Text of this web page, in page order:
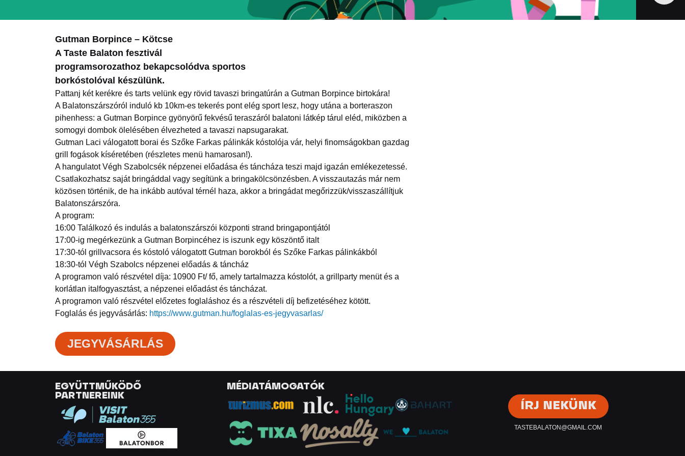
Gutman Borpince – Kötcse
A Taste Balaton fesztivál
programsorozathoz bekapcsolódva sportos
borkóstolóval készülünk.
Pattanj két kerékre és tarts velünk egy rövid tavaszi bringatúrán a Gutman Borpince birtokára!
A Balatonszárszóról induló kb 10km-es tekerés pont elég sport lesz, hogy utána a borteraszon
pihenhess: a Gutman Borpince gyönyörű fekvésű teraszáról balatoni látkép tárul eléd, miközben a
somogyi dombok ölelésében élvezheted a tavaszi napsugarakat.
Gutman Laci válogatott borai és Szőke Farkas pálinkák kóstolója vár, helyi finomságokban gazdag
grill fogások kíséretében (részletes menü hamarosan!).
A hangulatot Végh Szabolcsék népzenei előadása és táncháza teszi majd igazán emlékezetessé.
Csatlakozhatsz saját bringáddal vagy segítünk a bringakölcsönzésben. A visszautazás már nem
közösen történik, de ha inkább autóval térnél haza, akkor a bringádat megőrizzük/visszaszállítjuk
Balatonszárszóra.
A program:
16:00 Találkozó és indulás a balatonszárszói központi strand bringapontjától
17:00-ig megérkezünk a Gutman Borpincéhez is iszunk egy köszöntő italt
17:30-tól grillvacsora és kóstoló válogatott Gutman borokból és Szőke Farkas pálinkákból
18:30-tól Végh Szabolcs népzenei előadás & táncház
A programon való részvétel díja: 10900 Ft/ fő, amely tartalmazza kóstolót, a grillparty menüt és a
korlátlan italfogyasztást, a népzenei előadást és táncházat.
A programon való részvétel előzetes foglaláshoz és a részvételi díj befizetéséhez kötött.
Foglalás és jegyvásárlás: https://www.gutman.hu/foglalas-es-jegyvasarlas/
JEGYVÁSÁRLÁS
EGYÜTTMŰKÖDŐ
PARTNEREINK
MÉDIATÁMOGATÓK
ÍRJ NEKÜNK
TASTEBALATON@GMAIL.COM